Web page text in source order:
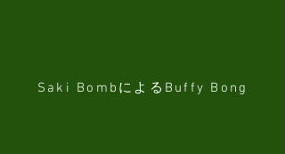
Saki BombによるBuffy Bong